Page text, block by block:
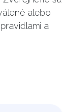
alebo
a